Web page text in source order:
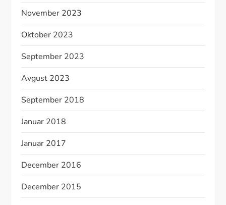
November 2023
Oktober 2023
September 2023
Avgust 2023
September 2018
Januar 2018
Januar 2017
December 2016
December 2015